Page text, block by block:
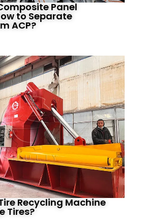
Panel
to Separate
ACP?
Recycling Machine
Tires?